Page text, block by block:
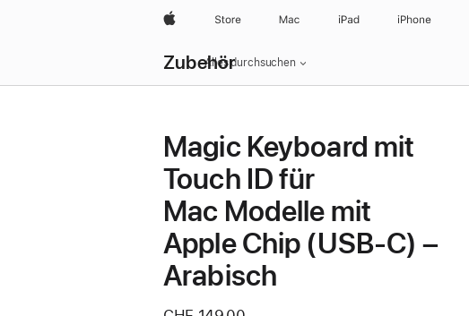
Apple Store Mac iPad iPhone
Zubehör
Navigation
Menü
Alles durchsuchen
Magic Keyboard mit
Touch ID für
Mac Modelle mit
Apple Chip (USB-C) –
Arabisch